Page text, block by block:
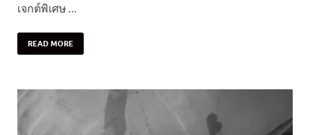
เจกต์พิเศษ …
READ MORE